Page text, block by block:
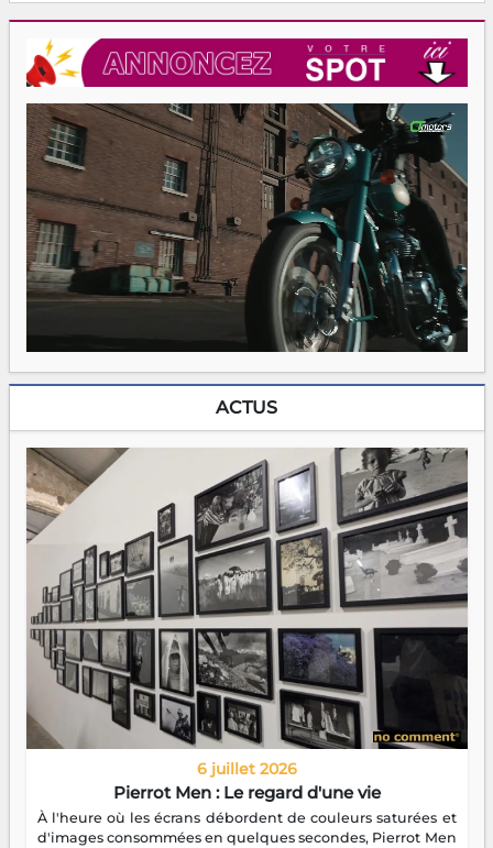
ACTUS
6 juillet 2026
Pierrot Men : Le regard d'une vie
À l'heure où les écrans débordent de couleurs saturées et
d'images consommées en quelques secondes, Pierrot Men